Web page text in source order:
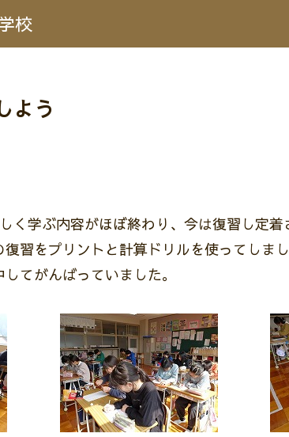
校
よう
く学ぶ内容がほぼ終わり、今は復習し定着
習をプリントと計算ドリルを使ってしま
てがんばっていました。